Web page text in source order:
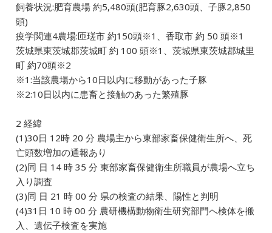
飼養状況:肥育農場 約5,480頭(肥育豚2,630頭、子豚2,850
頭)
疫学関連4農場:匝瑳市 約150頭※1、香取市 約 50 頭※1
茨城県東茨城郡茨城町 約 100 頭※1、茨城県東茨城郡城里
町 約70頭※2
※1:当該農場から10日以内に移動があった子豚
※2:10日以内に患畜と接触のあった繁殖豚
2 経緯
(1)30日 12時 20 分 農場主から東部家畜保健衛生所へ、死
亡頭数増加の通報あり
(2)同 日 14 時 35 分 東部家畜保健衛生所職員が農場へ立ち
入り調査
(3)同 日 21 時 00 分 県の検査の結果、陽性と判明
(4)31日 10 時 00 分 農研機構動物衛生研究部門へ検体を搬
入、遺伝子検査を実施